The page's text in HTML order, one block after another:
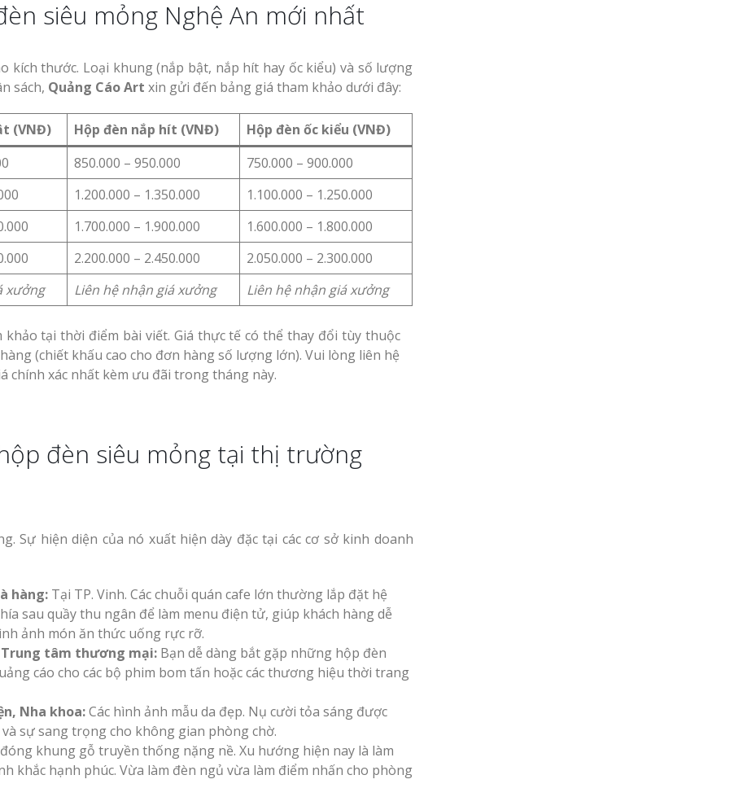
siêu mỏng Nghệ An mới nhất
kích thước. Loại khung (nắp bật, nắp hít hay ốc kiểu) và số lượng
sách, Quảng Cáo Art xin gửi đến bảng giá tham khảo dưới đây:
(VNĐ) Hộp đèn nắp hít (VNĐ)
Hộp đèn ốc kiểu (VNĐ)
850.000 – 950.000
750.000 – 900.000
1.200.000 – 1.350.000
1.100.000 – 1.250.000
1.700.000 – 1.900.000
1.600.000 – 1.800.000
2.200.000 – 2.450.000
2.050.000 – 2.300.000
xưởng Liên hệ nhận giá xưởng Liên hệ nhận giá xưởng
tại thời điểm bài viết. Giá thực tế có thể thay đổi tùy thuộc
(chiết khấu cao cho đơn hàng số lượng lớn). Vui lòng liên hệ
chính xác nhất kèm ưu đãi trong tháng này.
đèn siêu mỏng tại thị trường
Sự hiện diện của nó xuất hiện dày đặc tại các cơ sở kinh doanh
hàng: Tại TP. Vinh. Các chuỗi quán cafe lớn thường lắp đặt hệ
sau quầy thu ngân để làm menu điện tử, giúp khách hàng dễ
ảnh món ăn thức uống rực rỡ.
Trung tâm thương mại: Bạn dễ dàng bắt gặp những hộp đèn
cáo cho các bộ phim bom tấn hoặc các thương hiệu thời trang
Nha khoa:Các hình ảnh mẫu da đẹp. Nụ cười tỏa sáng được
sự sang trọng cho không gian phòng chờ.
khung gỗ truyền thống nặng nề. Xu hướng hiện nay là làm
khắc hạnh phúc. Vừa làm đèn ngủ vừa làm điểm nhấn cho phòng